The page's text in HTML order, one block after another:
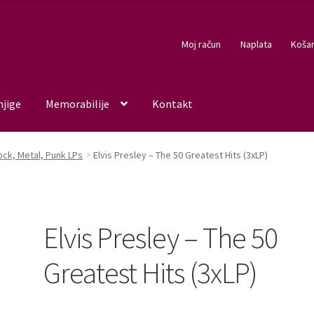
Moj račun Naplata
Memorabilije Kontakt
Metal, Punk LPs Elvis Presley – The 50 Greatest Hits (3xLP)
Elvis Presley – The 50
Greatest Hits (3xLP)